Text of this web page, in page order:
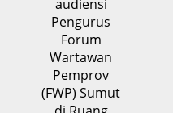
audiensi
Pengurus
Forum
Wartawan
Pemprov
(FWP) Sumut